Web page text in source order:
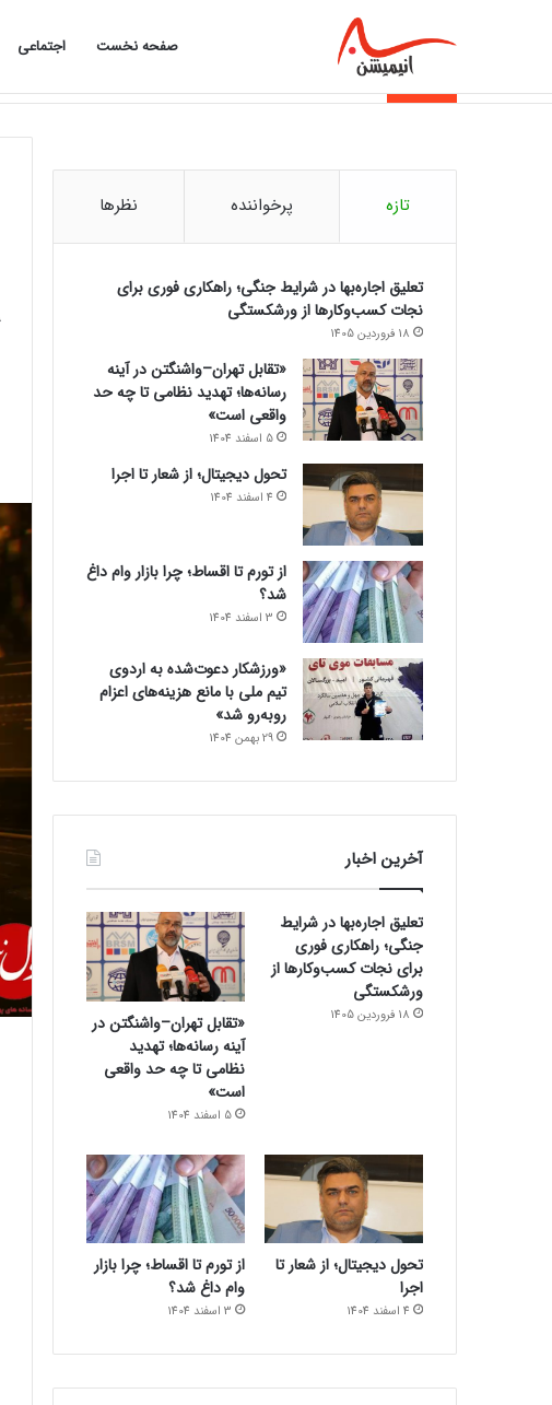
صفحه نخست اجتماعی
خبر فوری
تازه پرخواننده نظرها
تعلیق اجاره‌بها در شرایط جنگی؛ راهکاری فوری برای
نجات کسب‌وکارها از ورشکستگی
18 فروردین 1405
«تقابل تهران–واشنگتن در آینه
رسانه‌ها؛ تهدید نظامی تا چه حد
واقعی است»
5 اسفند 1404
تحول دیجیتال؛ از شعار تا اجرا
4 اسفند 1404
از تورم تا اقساط؛ چرا بازار وام داغ
شد؟
3 اسفند 1404
«ورزشکار دعوت‌شده به اردوی
تیم ملی با مانع هزینه‌های اعزام
روبه‌رو شد»
29 بهمن 1404
آخرین اخبار
تعلیق اجاره‌بها در شرایط
جنگی؛ راهکاری فوری
برای نجات کسب‌وکارها از
ورشکستگی
18 فروردین 1405
«تقابل تهران–واشنگتن در
آینه رسانه‌ها؛ تهدید
نظامی تا چه حد واقعی
است»
5 اسفند 1404
تحول دیجیتال؛ از شعار تا
اجرا
4 اسفند 1404
از تورم تا اقساط؛ چرا بازار
وام داغ شد؟
3 اسفند 1404